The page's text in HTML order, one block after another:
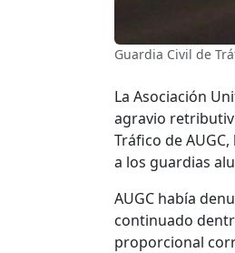
Guardia Civil de
La Asociación
agravio
Tráfico de
a los guardias
AUGC había
continuado
proporcional